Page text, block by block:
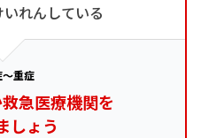
れんしている
～重症
急医療機関を
しょう